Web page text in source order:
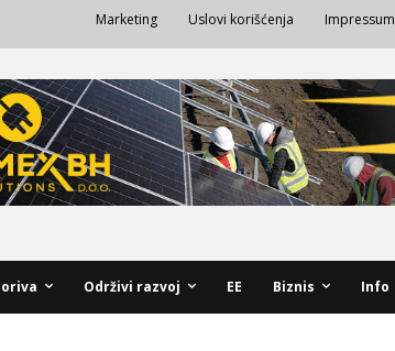
Marketing Uslovi korišćenja Impressum
Održivi razvoj EE Biznis Info